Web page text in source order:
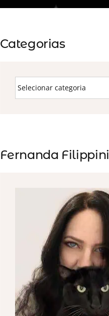
Categorias
Fernanda Filippini